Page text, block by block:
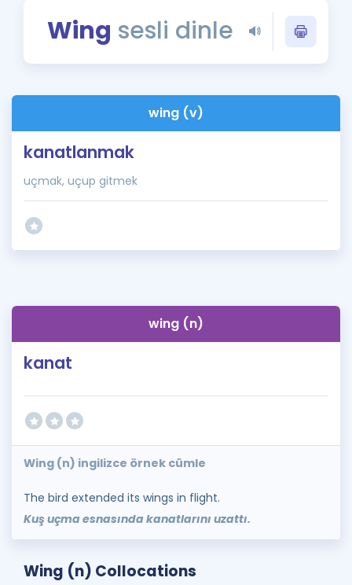
Rehberlik Aracı
Blog
İngilizce Gramer
Wing sesli dinle
wing (v)
kanatlanmak
uçmak, uçup gitmek
wing (n)
kanat
Wing (n) ingilizce örnek cümle
The bird extended its wings in flight.
Kuş uçma esnasında kanatlarını uzattı.
Wing (n) Collocations